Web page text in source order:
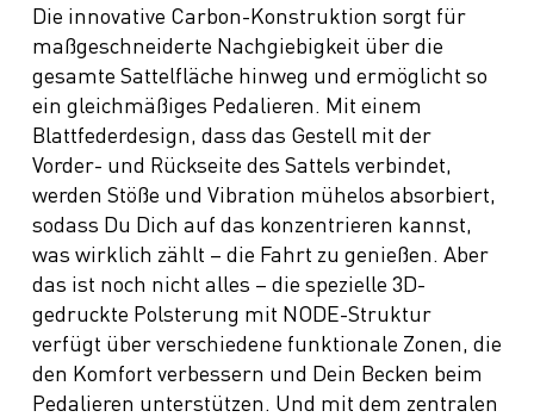
Die innovative Carbon-Konstruktion sorgt für
maßgeschneiderte Nachgiebigkeit über die
gesamte Sattelfläche hinweg und ermöglicht so
ein gleichmäßiges Pedalieren. Mit einem
Blattfederdesign, dass das Gestell mit der
Vorder- und Rückseite des Sattels verbindet,
werden Stöße und Vibration mühelos absorbiert,
sodass Du Dich auf das konzentrieren kannst,
was wirklich zählt – die Fahrt zu genießen. Aber
das ist noch nicht alles – die spezielle 3D-
gedruckte Polsterung mit NODE-Struktur
verfügt über verschiedene funktionale Zonen, die
den Komfort verbessern und Dein Becken beim
Pedalieren unterstützen. Und mit dem zentralen